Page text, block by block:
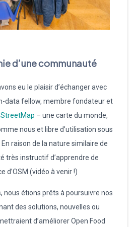
d’une communauté
eu le plaisir d’échanger avec
data fellow, membre fondateur et
– une carte du monde,
nous et libre d’utilisation sous
raison de la nature similaire de
très instructif d’apprendre de
d’OSM (vidéo à venir !)
nous étions prêts à poursuivre nos
des solutions, nouvelles ou
d’améliorer Open Food